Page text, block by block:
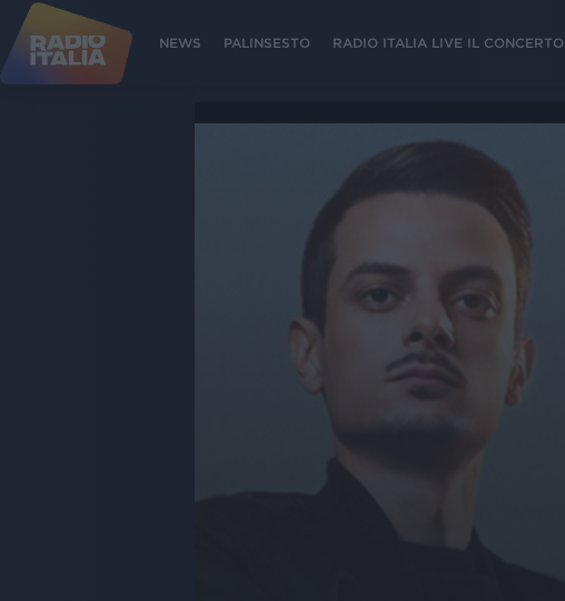
NEWS PALINSESTO RADIO ITALIA LIVE IL CONCERTO